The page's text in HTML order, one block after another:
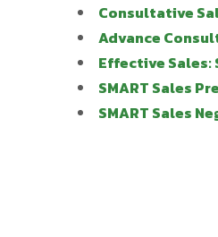
Consultative
Advance
Effective Sales:
SMART Sales
SMART Sales